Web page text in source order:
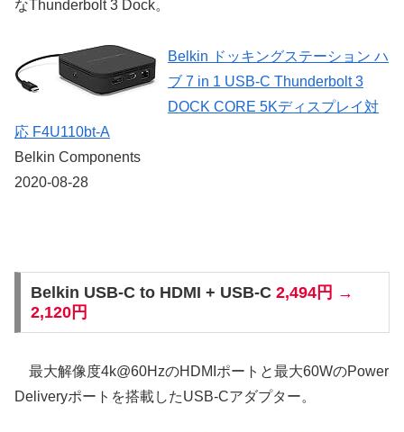
なThunderbolt 3 Dock。
Belkin ドッキングステーション ハ
ブ 7 in 1 USB-C Thunderbolt 3
DOCK CORE 5Kディスプレイ対
応 F4U110bt-A
Belkin Components
2020-08-28
Belkin USB-C to HDMI + USB-C 2,494円 →
2,120円
最大解像度4k@60HzのHDMIポートと最大60WのPower
Deliveryポートを搭載したUSB-Cアダプター。